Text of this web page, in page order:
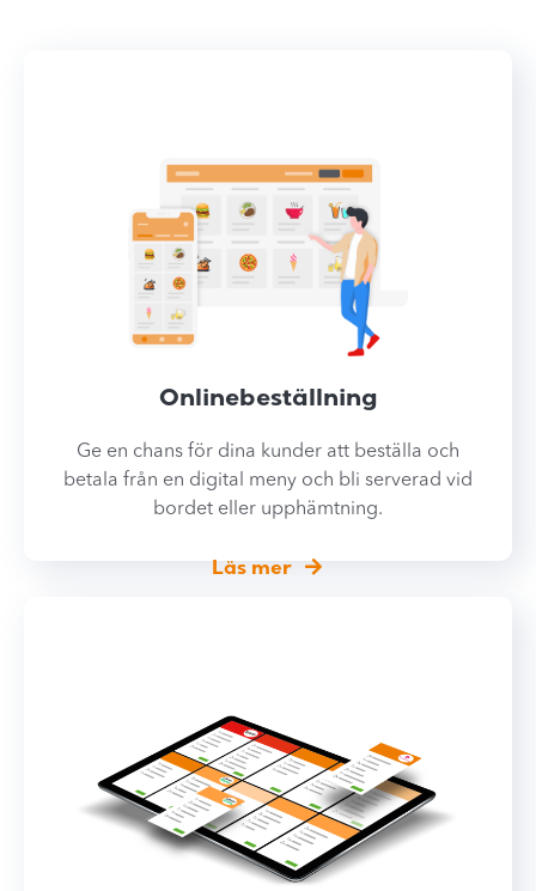
Onlinebeställning
Ge en chans för dina kunder att beställa och
betala från en digital meny och bli serverad vid
bordet eller upphämtning.
Läs mer